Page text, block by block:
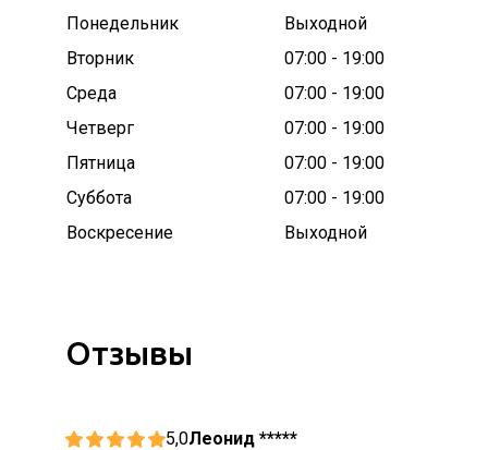
Понедельник
Выходной
Вторник
07:00 - 19:00
Среда
07:00 - 19:00
Четверг
07:00 - 19:00
Пятница
07:00 - 19:00
Суббота
07:00 - 19:00
Воскресение
Выходной
Отзывы
5,0Леонид *****